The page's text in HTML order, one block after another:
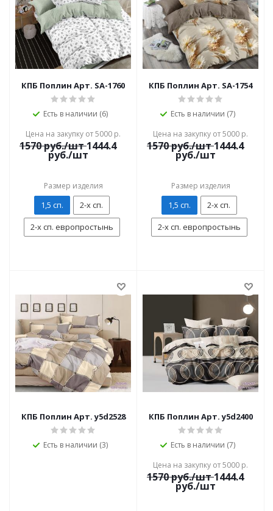
КПБ Поплин Арт. SA-1760
Есть в наличии (6)
Цена на закупку от 5000 р.
1570руб./шт 1444.4
руб./шт
Размер изделия
1,5 сп.
2-х сп.
2-х сп. европростынь
КПБ Поплин Арт. SA-1754
Есть в наличии (7)
Цена на закупку от 5000 р.
1570руб./шт 1444.4
руб./шт
Размер изделия
1,5 сп.
2-х сп.
2-х сп. европростынь
КПБ Поплин Арт. y5d2528
Есть в наличии (3)
КПБ Поплин Арт. y5d2400
Есть в наличии (7)
Цена на закупку от 5000 р.
1570руб./шт 1444.4
руб./шт